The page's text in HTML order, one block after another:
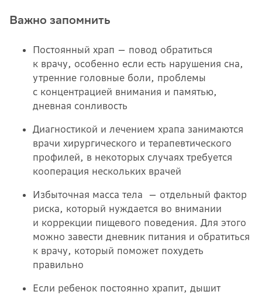
Важно запомнить
Постоянный храп — повод обратиться
к врачу, особенно если есть нарушения сна,
утренние головные боли, проблемы
с концентрацией внимания и памятью,
дневная сонливость
Диагностикой и лечением храпа занимаются
врачи хирургического и терапевтического
профилей, в некоторых случаях требуется
кооперация нескольких врачей
Избыточная масса тела — отдельный фактор
риска, который нуждается во внимании
и коррекции пищевого поведения. Для этого
можно завести дневник питания и обратиться
к врачу, который поможет похудеть
правильно
Если ребенок постоянно храпит, дышит